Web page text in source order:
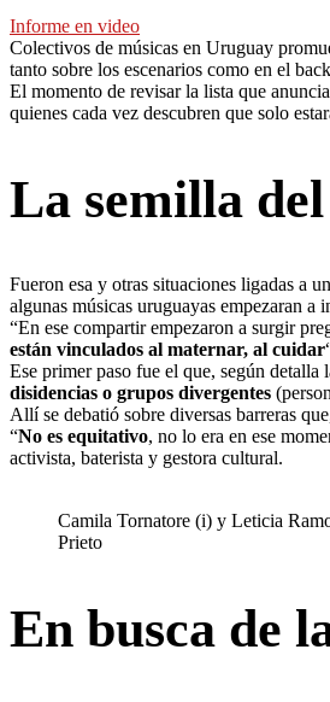
Informe en video
Colectivos de músicas en Uruguay
tanto sobre los escenarios como en el
El momento de revisar la lista que
quienes cada vez descubren que solo
La semilla
Fueron esa y otras situaciones ligadas a
algunas músicas uruguayas empezaran a
“En ese compartir empezaron a surgir
están vinculados al maternar, al cuidar
Ese primer paso fue el que, según
disidencias o grupos divergentes
Allí se debatió sobre diversas barreras
“No es equitativo, no lo era en ese
activista, baterista y gestora cultural.
Camila Tornatore (i) y Leticia
Prieto
En busca de